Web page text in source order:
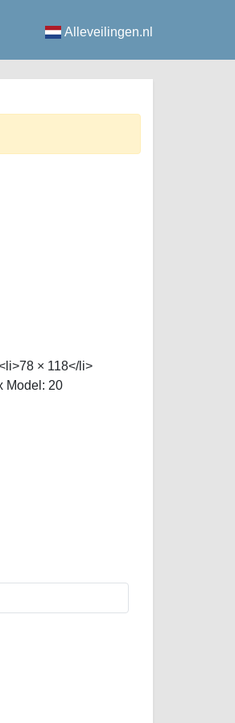
Alleveilingen.nl
× 118</li>
Model: 20